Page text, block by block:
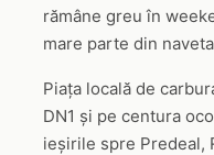
rămâne greu în
mare parte din
Piața locală de
DN1 și pe centura
ieșirile spre Predeal,